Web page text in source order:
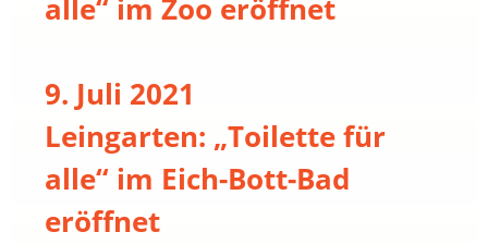
alle“ im Zoo eröffnet
9. Juli 2021
Leingarten: „Toilette für
alle“ im Eich-Bott-Bad
eröffnet